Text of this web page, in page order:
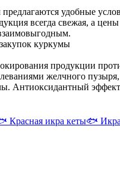
удобные
всегда свежая, а
куркумы
продукции
желчного
Антиоксидантный
Красная икра кеты🐟